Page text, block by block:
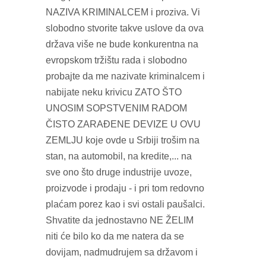
NAZIVA KRIMINALCEM i proziva. Vi
slobodno stvorite takve uslove da ova
država više ne bude konkurentna na
evropskom tržištu rada i slobodno
probajte da me nazivate kriminalcem i
nabijate neku krivicu ZATO ŠTO
UNOSIM SOPSTVENIM RADOM
ČISTO ZARAĐENE DEVIZE U OVU
ZEMLJU koje ovde u Srbiji trošim na
stan, na automobil, na kredite,... na
sve ono što druge industrije uvoze,
proizvode i prodaju - i pri tom redovno
plaćam porez kao i svi ostali paušalci.
Shvatite da jednostavno NE ŽELIM
niti će bilo ko da me natera da se
dovijam, nadmudrujem sa državom i